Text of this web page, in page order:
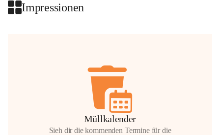
Impressionen
Müllkalender
Sieh dir die kommenden Termine für die